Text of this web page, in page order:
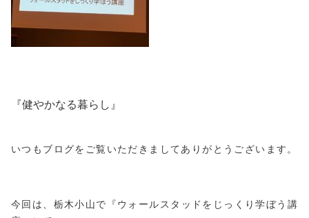
『健やかなる暮らし』
いつもブログをご覧いただきましてありがとうございます。
今回は、栃木小山で『ウォールスタッドをじっくり学ぼう講